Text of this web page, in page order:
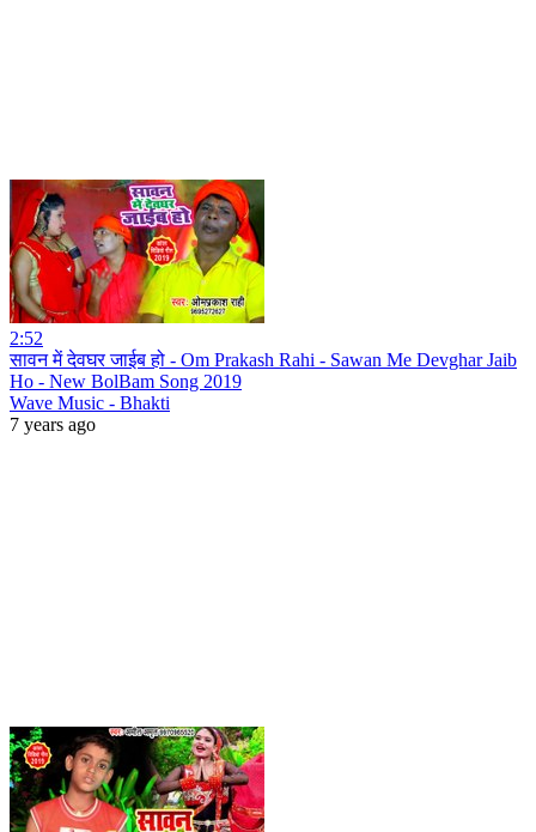
2:52
सावन में देवघर जाईब हो - Om Prakash Rahi - Sawan Me Devghar Jaib
Ho - New BolBam Song 2019
Wave Music - Bhakti
7 years ago